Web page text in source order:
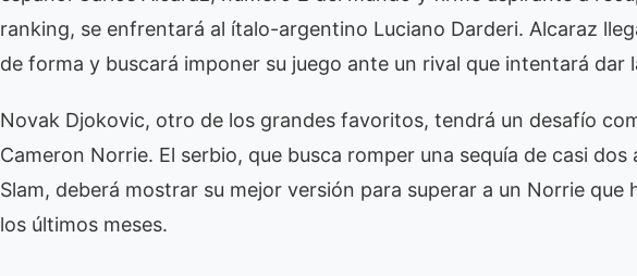
ranking, se enfrentará al ítalo-argentino Luciano Darderi. Alcaraz
de forma y buscará imponer su juego ante un rival que intentará dar
Novak Djokovic, otro de los grandes favoritos, tendrá un desafío
Cameron Norrie. El serbio, que busca romper una sequía de casi
Slam, deberá mostrar su mejor versión para superar a un Norrie que
los últimos meses.